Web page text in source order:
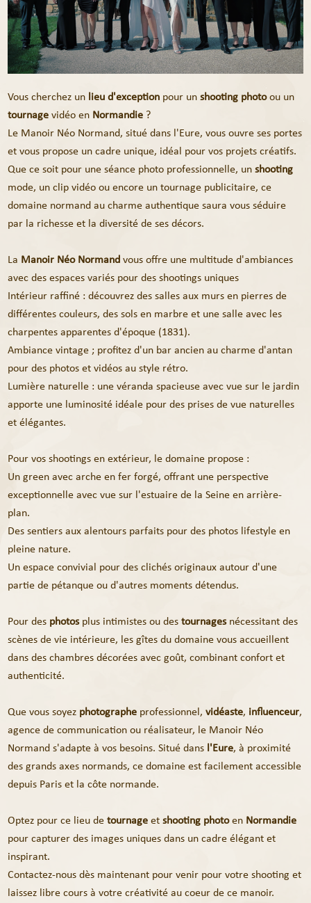
Vous cherchez un lieu d'exception pour unshooting photoou un
tournagevidéo en Normandie ?
Le Manoir Néo Normand, situé dans l'Eure, vous ouvre ses portes
et vous propose un cadre unique, idéal pour vos projets créatifs.
Que ce soit pour une séance photo professionnelle, unshooting
mode, un clip vidéo ou encore un tournage publicitaire, ce
domaine normand au charme authentique saura vous séduire
par la richesse et la diversité de ses décors.
La Manoir Néo Normandvous offre une multitude d'ambiances
avec des espaces variés pour des shootings uniques
Intérieur raffiné : découvrez des salles aux murs en pierres de
différentes couleurs, des sols en marbre et une salle avec les
charpentes apparentes d'époque (1831).
Ambiance vintage ; profitez d'un bar ancien au charme d'antan
pour des photos et vidéos au style rétro.
Lumière naturelle : une véranda spacieuse avec vue sur le jardin
apporte une luminosité idéale pour des prises de vue naturelles
et élégantes.
Pour vos shootings en extérieur, le domaine propose :
Un green avec arche en fer forgé, offrant une perspective
exceptionnelle avec vue sur l'estuaire de la Seine en arrière-
plan.
Des sentiers aux alentours parfaits pour des photos lifestyle en
pleine nature.
Un espace convivial pour des clichés originaux autour d'une
partie de pétanque ou d'autres moments détendus.
Pour des photosplus intimistes ou destournagesnécessitant des
scènes de vie intérieure, les gîtes du domaine vous accueillent
dans des chambres décorées avec goût, combinant confort et
authenticité.
Que vous soyez photographe professionnel,vidéaste, influenceur,
agence de communication ou réalisateur, le Manoir Néo
Normand s'adapte à vos besoins. Situé dans l'Eure, à proximité
des grands axes normands, ce domaine est facilement accessible
depuis Paris et la côte normande.
Optez pour ce lieu detournageetshooting photoen Normandie
pour capturer des images uniques dans un cadre élégant et
inspirant.
Contactez-nous dès maintenant pour venir pour votre shooting et
laissez libre cours à votre créativité au coeur de ce manoir.